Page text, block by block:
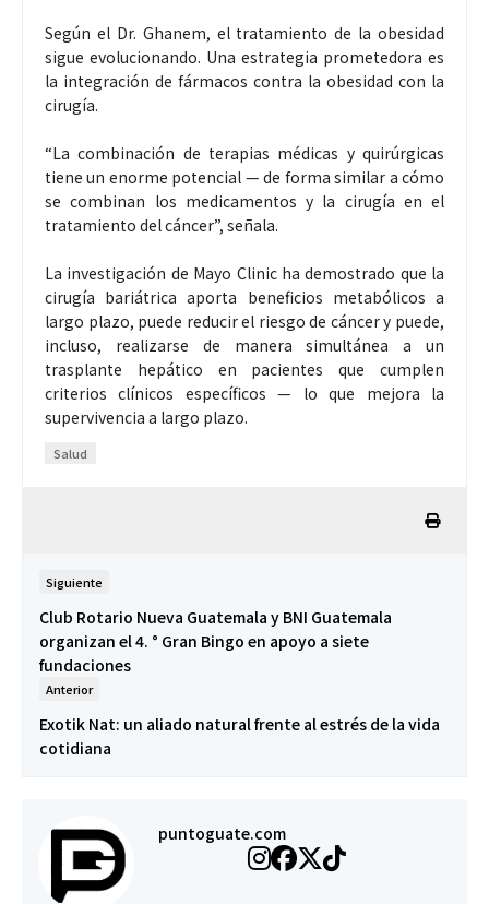
Según el Dr. Ghanem, el tratamiento de la obesidad
sigue evolucionando. Una estrategia prometedora es
la integración de fármacos contra la obesidad con la
cirugía.
“La combinación de terapias médicas y quirúrgicas
tiene un enorme potencial — de forma similar a cómo
se combinan los medicamentos y la cirugía en el
tratamiento del cáncer”, señala.
La investigación de Mayo Clinic ha demostrado que la
cirugía bariátrica aporta beneficios metabólicos a
largo plazo, puede reducir el riesgo de cáncer y puede,
incluso, realizarse de manera simultánea a un
trasplante hepático en pacientes que cumplen
criterios clínicos específicos — lo que mejora la
supervivencia a largo plazo.
Salud
Siguiente
Club Rotario Nueva Guatemala y BNI Guatemala
organizan el 4. ° Gran Bingo en apoyo a siete
fundaciones
Anterior
Exotik Nat: un aliado natural frente al estrés de la vida
cotidiana
puntoguate.com